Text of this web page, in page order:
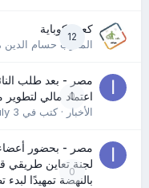
12
كعب كوباية
المدرب حسام الدين
0
مصر - بعد طلب
اعتماد مالي
الأخبار· كتب في 3
0
مصر - بحضور أعضاء
لجنة تعاين طريقي
بالنهضة تمهيدًا لبدء